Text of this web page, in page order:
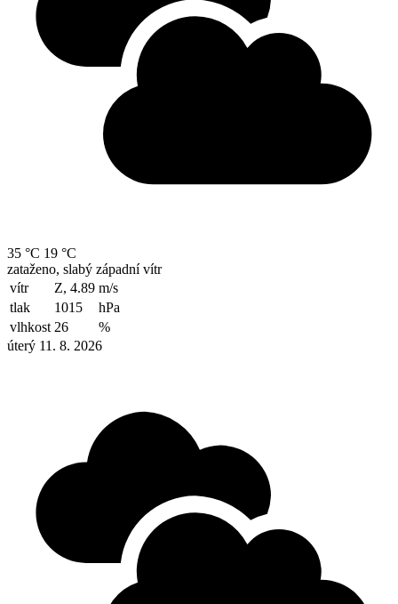
35 °C 19 °C
zataženo, slabý západní vítr
vítr
Z, 4.89 m/s
tlak
1015
hPa
vlhkost 26
%
úterý 11. 8. 2026